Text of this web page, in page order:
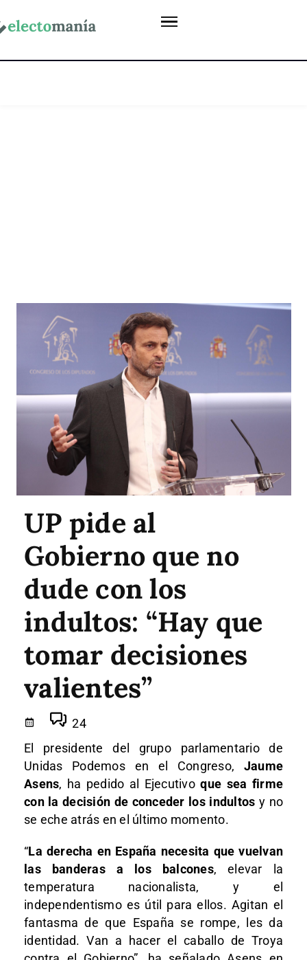
UP pide al
Gobierno que no
dude con los
indultos: “Hay que
tomar decisiones
valientes”
24
El presidente del grupo parlamentario de
Unidas Podemos en el Congreso, Jaume
Asens, ha pedido al Ejecutivoque sea firme
con la decisión de conceder los indultos y no
se eche atrás en el último momento.
“La derecha en España necesita que vuelvan
las banderas a los balcones, elevar la
temperatura nacionalista, y el
independentismo es útil para ellos. Agitan el
fantasma de que España se rompe, les da
identidad. Van a hacer el caballo de Troya